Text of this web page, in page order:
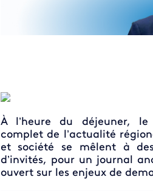
À l’heure du déjeuner,
complet de l’actualité
et société se mêlent à
d’invités, pour un journal
ouvert sur les enjeux de